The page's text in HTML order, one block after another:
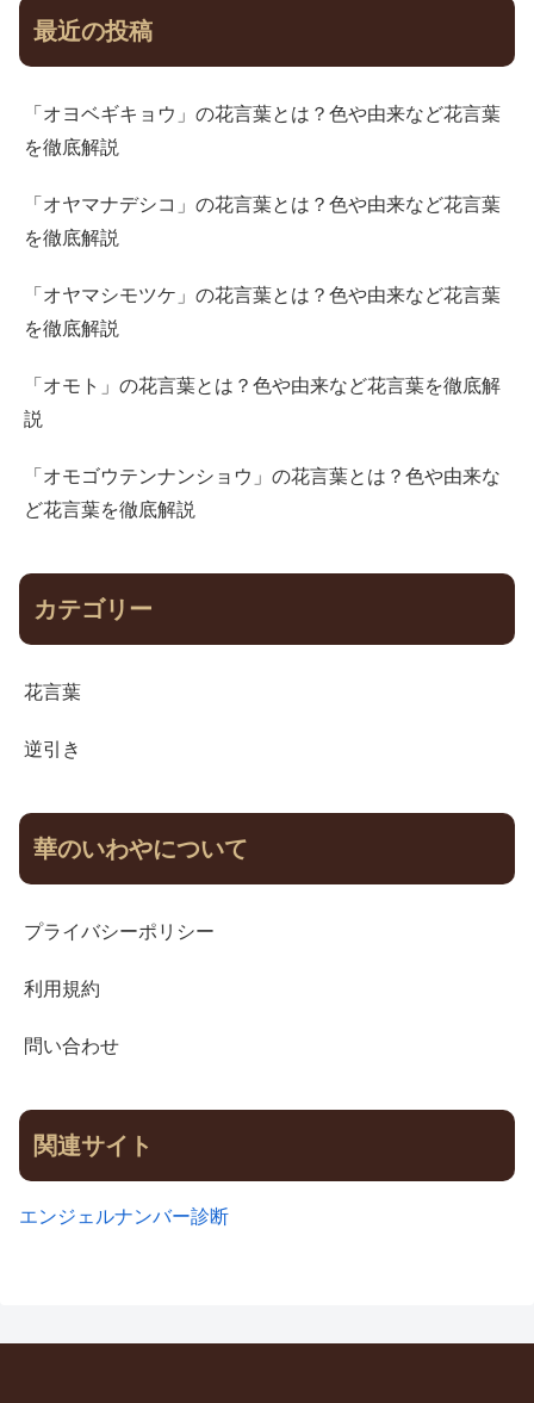
最近の投稿
「オヨベギキョウ」の花言葉とは？色や由来など花言葉
を徹底解説
「オヤマナデシコ」の花言葉とは？色や由来など花言葉
を徹底解説
「オヤマシモツケ」の花言葉とは？色や由来など花言葉
を徹底解説
「オモト」の花言葉とは？色や由来など花言葉を徹底解
説
「オモゴウテンナンショウ」の花言葉とは？色や由来な
ど花言葉を徹底解説
カテゴリー
花言葉
逆引き
華のいわやについて
プライバシーポリシー
利用規約
問い合わせ
関連サイト
エンジェルナンバー診断